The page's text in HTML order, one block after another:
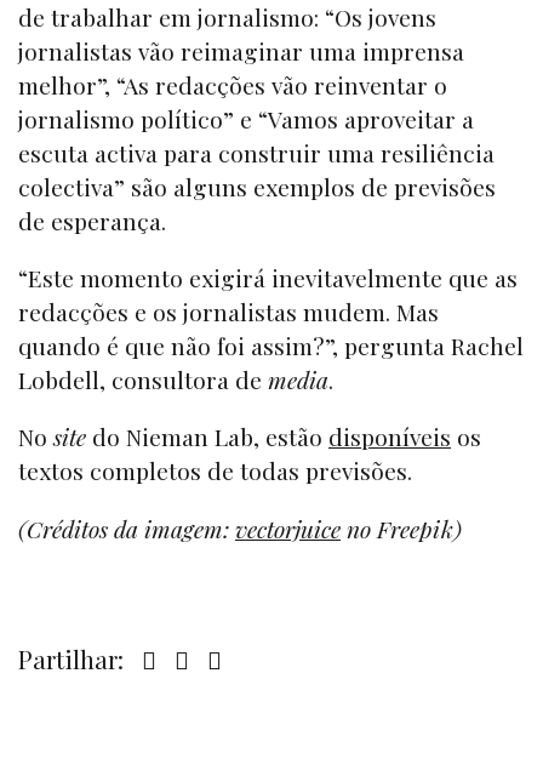
de trabalhar em jornalismo: “Os jovens
jornalistas vão reimaginar uma imprensa
melhor”, “As redacções vão reinventar o
jornalismo político” e “Vamos aproveitar a
escuta activa para construir uma resiliência
colectiva” são alguns exemplos de previsões
de esperança.
“Este momento exigirá inevitavelmente que as
redacções e os jornalistas mudem. Mas
quando é que não foi assim?”, pergunta Rachel
Lobdell, consultora de media.
Nosite do Nieman Lab, estão disponíveis os
textos completos de todas previsões.
(Créditos da imagem:vectorjuiceno Freepik)
Partilhar: